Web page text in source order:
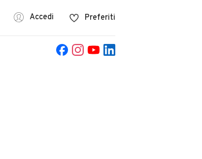
Accedi Preferiti